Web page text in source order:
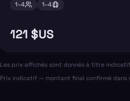
1–4 1–4
121 $US
Les prix affichés sont donnés à titre
Prix indicatif — montant final confirmé dans